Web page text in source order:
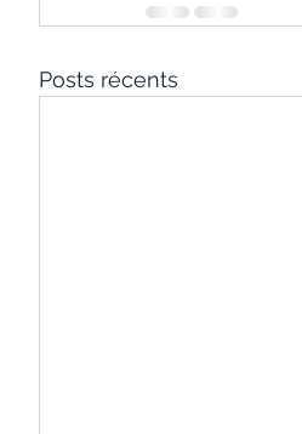
Posts récents